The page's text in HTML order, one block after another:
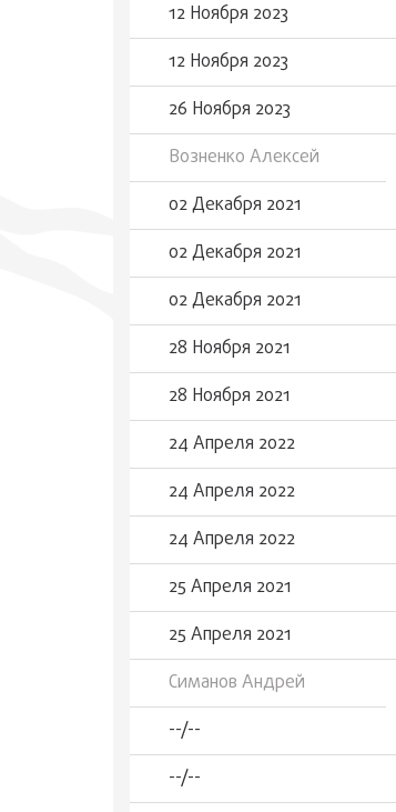
12 Ноября 2023
12 Ноября 2023
26 Ноября 2023
Возненко Алексей
02 Декабря 2021
02 Декабря 2021
02 Декабря 2021
28 Ноября 2021
28 Ноября 2021
24 Апреля 2022
24 Апреля 2022
24 Апреля 2022
25 Апреля 2021
25 Апреля 2021
Симанов Андрей
--/--
--/--